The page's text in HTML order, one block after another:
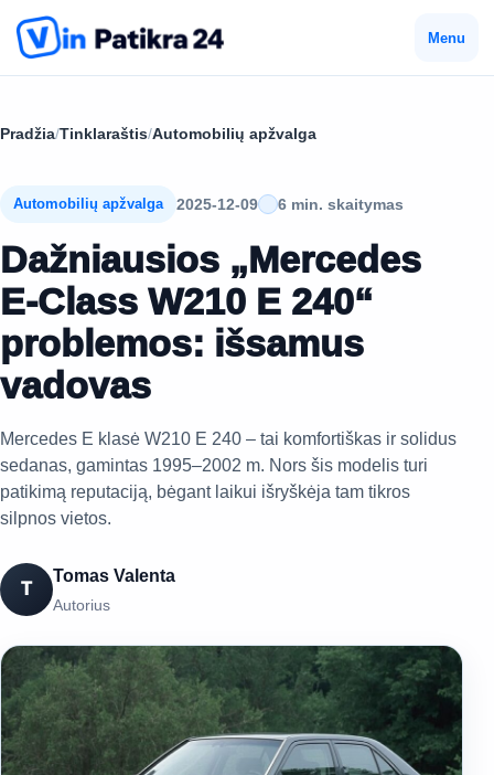
Menu
Pradžia/Tinklaraštis/Automobilių apžvalga
Automobilių apžvalga 2025-12-09 6 min. skaitymas
Dažniausios „Mercedes
E-Class W210 E 240“
problemos: išsamus
vadovas
Mercedes E klasė W210 E 240 – tai komfortiškas ir solidus
sedanas, gamintas 1995–2002 m. Nors šis modelis turi
patikimą reputaciją, bėgant laikui išryškėja tam tikros
silpnos vietos.
T
Tomas Valenta
Autorius